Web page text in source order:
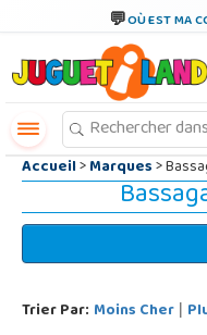
OÙ EST MA
Accueil>Marques>
Trier Par: Moins Cher |